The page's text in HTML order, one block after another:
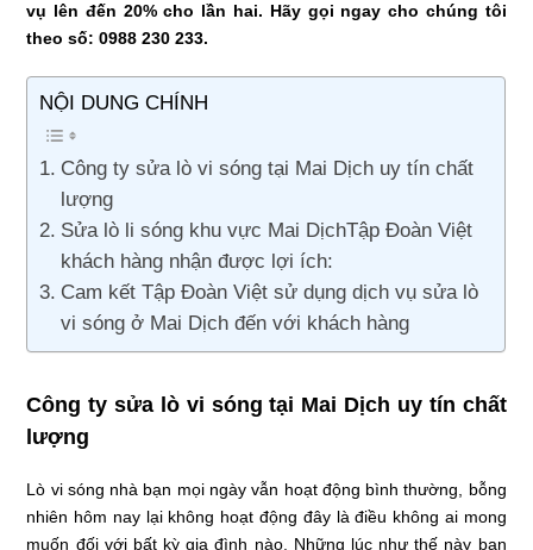
vụ lên đến 20% cho lần hai. Hãy gọi ngay cho chúng tôi
theo số: 0988 230 233.
NỘI DUNG CHÍNH
Công ty sửa lò vi sóng tại Mai Dịch uy tín chất
lượng
Sửa lò li sóng khu vực Mai DịchTập Đoàn Việt
khách hàng nhận được lợi ích:
Cam kết Tập Đoàn Việt sử dụng dịch vụ sửa lò
vi sóng ở Mai Dịch đến với khách hàng
Công ty sửa lò vi sóng tại Mai Dịch uy tín chất
lượng
Lò vi sóng nhà bạn mọi ngày vẫn hoạt động bình thường, bỗng
nhiên hôm nay lại không hoạt động đây là điều không ai mong
muốn đối với bất kỳ gia đình nào. Những lúc như thế này bạn